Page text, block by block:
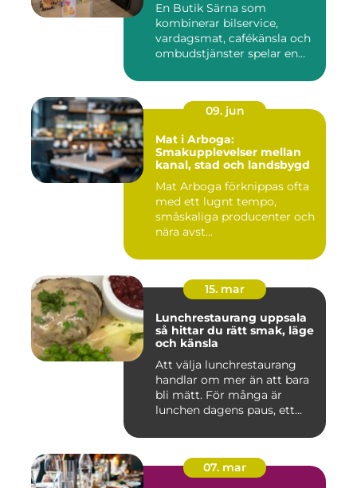
En Butik Särna som
kombinerar bilservice,
vardagsmat, cafékänsla och
ombudstjänster spelar en
09. jun
Mat i Arboga:
Smakupplevelser mellan
kanal, stad och landsbygd
Mat Arboga förknippas ofta
med ett lugnt tempo,
småskaliga producenter och
nära avst...
15. mar
Lunchrestaurang uppsala
så hittar du rätt smak, läge
och känsla
Att välja lunchrestaurang
handlar om mer än att bara
bli mätt. För många är
lunchen dagens paus, ett...
07. mar